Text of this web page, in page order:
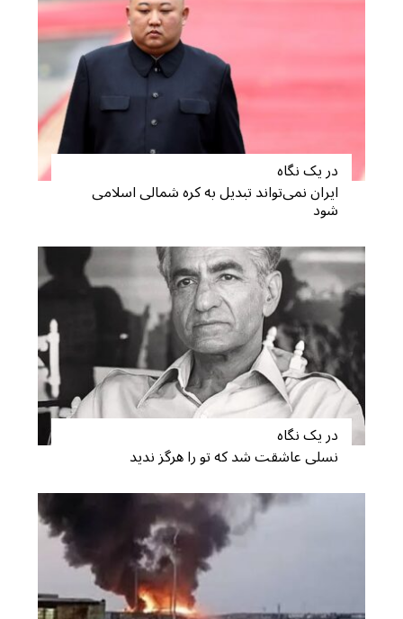
در یک نگاه
ایران نمی‌تواند تبدیل به کره شمالی اسلامی
شود
در یک نگاه
نسلی عاشقت شد که تو را هرگز ندید
e
a
r
h
f
o
r
: